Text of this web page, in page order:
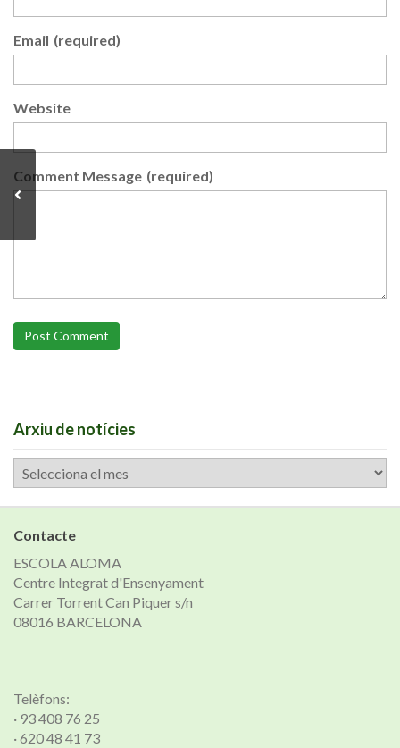
Email (required)
Website
Comment Message (required)
Post Comment
Arxiu de notícies
Arxiu
de
notícies
Contacte
ESCOLA ALOMA
Centre Integrat d'Ensenyament
Carrer Torrent Can Piquer s/n
08016 BARCELONA
Telèfons:
· 93 408 76 25
· 620 48 41 73